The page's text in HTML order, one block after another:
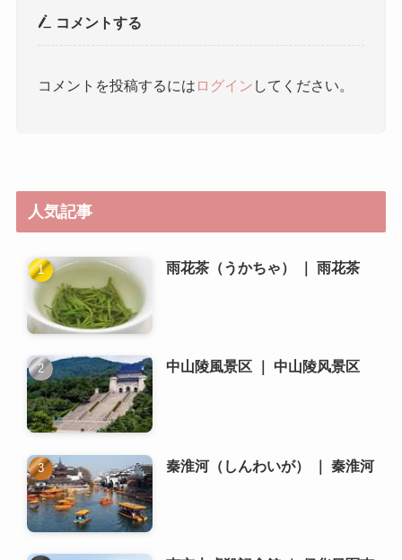
コメントする
コメントを投稿するには ログイン してください。
人気記事
雨花茶（うかちゃ） ｜ 雨花茶
中山陵風景区 ｜ 中山陵风景区
秦淮河（しんわいが） ｜ 秦淮河